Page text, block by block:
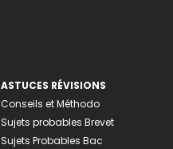
ASTUCES RÉVISIONS
Conseils et Méthodo
Sujets probables Brevet
Sujets Probables Bac